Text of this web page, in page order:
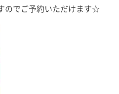
のでご予約いただけます☆